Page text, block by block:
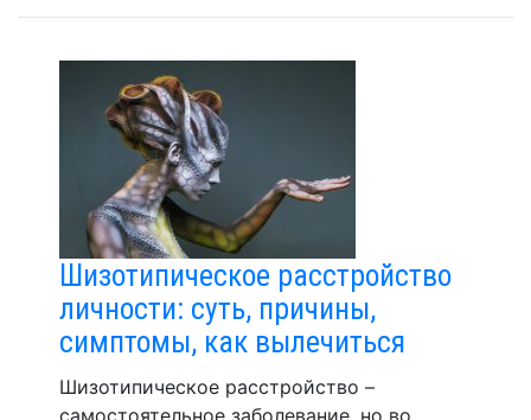
Шизотипическое расстройство
личности: суть, причины,
симптомы, как вылечиться
Шизотипическое расстройство –
самостоятельное заболевание, но во